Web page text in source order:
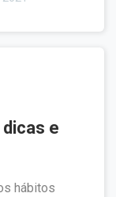
e
hábitos